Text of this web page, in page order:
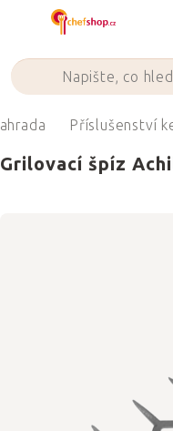
Příslušenství
Grilovací špíz